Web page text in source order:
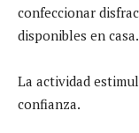
confeccionar
disponibles en casa.
La actividad
confianza.